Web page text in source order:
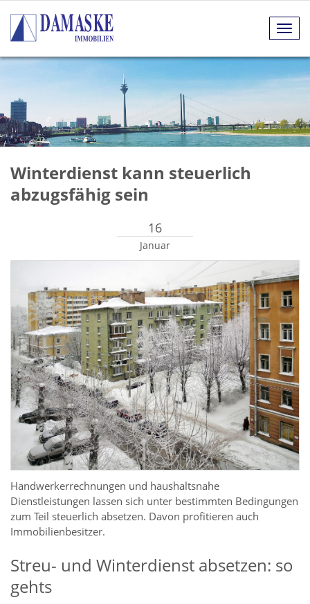
Winterdienst kann steuerlich
abzugsfähig sein
16
Januar
Handwerkerrechnungen und haushaltsnahe
Dienstleistungen lassen sich unter bestimmten Bedingungen
zum Teil steuerlich absetzen. Davon profitieren auch
Immobilienbesitzer.
Streu- und Winterdienst absetzen: so
gehts